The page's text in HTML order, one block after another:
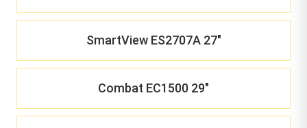
SmartView ES2707A 27"
Combat EC1500 29"